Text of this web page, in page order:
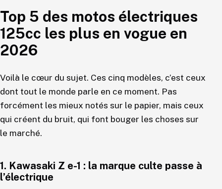
Top 5 des motos électriques
125cc les plus en vogue en
2026
Voilà le cœur du sujet. Ces cinq modèles, c’est ceux
dont tout le monde parle en ce moment. Pas
forcément les mieux notés sur le papier, mais ceux
qui créent du bruit, qui font bouger les choses sur
le marché.
1. Kawasaki Z e-1 : la marque culte passe à
l’électrique